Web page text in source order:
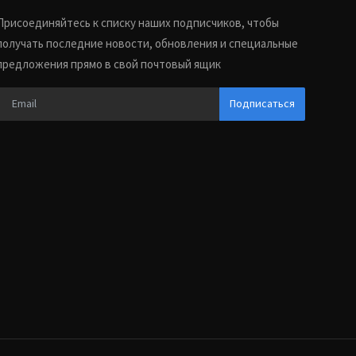
к списку наших подписчиков, чтобы
последние новости, обновления и специальные
прямо в свой почтовый ящик
Подписаться